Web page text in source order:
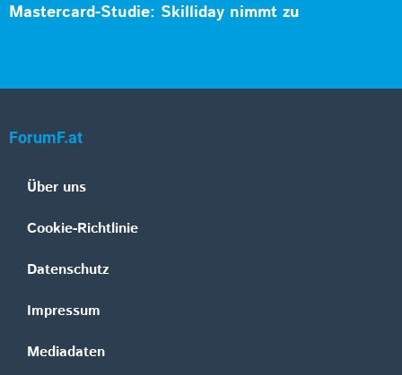
Mastercard-Studie: Skilliday nimmt zu
ForumF.at
Über uns
Cookie-Richtlinie
Datenschutz
Impressum
Mediadaten